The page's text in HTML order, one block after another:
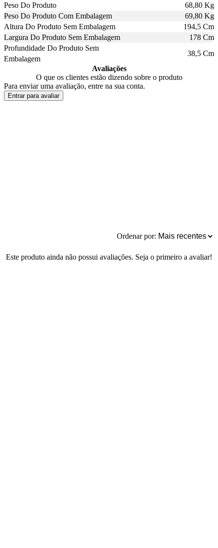
Peso Do Produto
68,80 Kg
Peso Do Produto Com Embalagem
69,80 Kg
Altura Do Produto Sem Embalagem
194,5 Cm
Largura Do Produto Sem Embalagem
178 Cm
Profundidade Do Produto Sem
Embalagem
38,5 Cm
Avaliações
O que os clientes estão dizendo sobre o produto
Para enviar uma avaliação, entre na sua conta.
Entrar para avaliar
Ordenar por:
Este produto ainda não possui avaliações. Seja o primeiro a avaliar!